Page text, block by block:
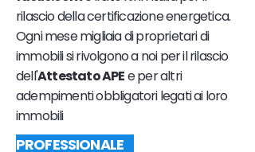
rilascio della certificazione energetica.
Ogni mese migliaia di proprietari di
immobili si rivolgono a noi per il rilascio
dell'Attestato APEe per altri
adempimenti obbligatori legati ai loro
immobili
PROFESSIONALE